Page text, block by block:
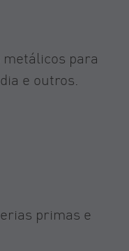
para
e outros.
primas e